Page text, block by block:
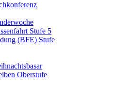
Stufe 5
(BFE) Stufe
Oberstufe